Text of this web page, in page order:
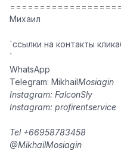
Михаил
`ссылки на контакты
`
WhatsApp
Telegram: MikhailMosiagin
Instagram: FalconSly
Instagram: profirentservice
Tel +66958783458
@MikhailMosiagin